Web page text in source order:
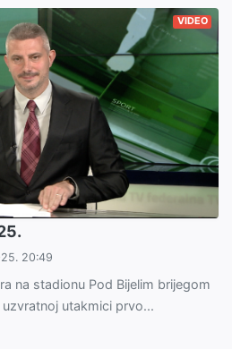
VIDEO
20:49
na stadionu Pod Bijelim brijegom
utakmici prvo...